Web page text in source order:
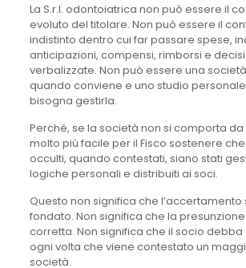
La S.r.l. odontoiatrica non può essere il
evoluto del titolare. Non può essere il
indistinto dentro cui far passare spese,
anticipazioni, compensi, rimborsi e
verbalizzate. Non può essere una
quando conviene e uno studio
bisogna gestirla.
Perché, se la società non si comporta
molto più facile per il Fisco sostenere
occulti, quando contestati, siano stati
logiche personali e distribuiti ai soci.
Questo non significa che l’accertamento
fondato. Non significa che la
corretta. Non significa che il socio
ogni volta che viene contestato un
società.